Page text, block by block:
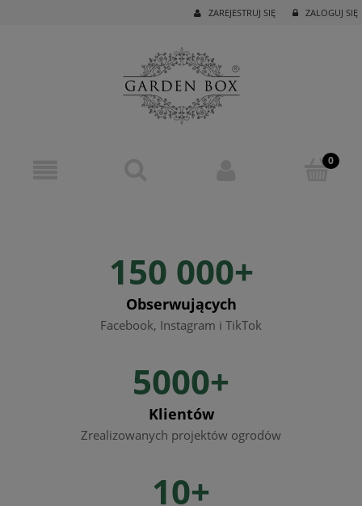
ZAREJESTRUJ SIĘ ZALOGUJ SIĘ
150 000+
Obserwujących
Facebook, Instagram i TikTok
5000+
Klientów
Zrealizowanych projektów ogrodów
10+